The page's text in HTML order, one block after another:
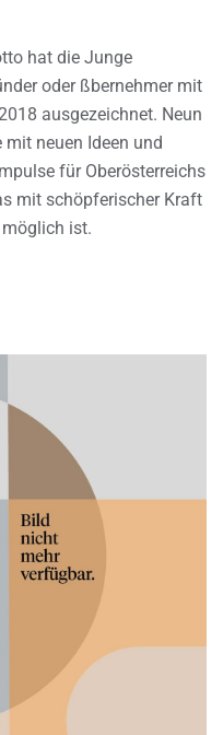
hat die Junge
oder ßbernehmer mit
ausgezeichnet. Neun
mit neuen Ideen und
für Oberösterreichs
mit schöpferischer Kraft
ist.